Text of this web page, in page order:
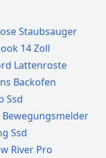
Staubsauger
14 Zoll
Lattenroste
Backofen
Ssd
Ssd
River Pro